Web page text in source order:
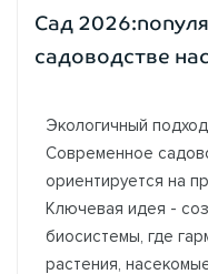
Сад
садоводстве
Экологичный
Современное
ориентируется на
Ключевая идея -
биосистемы, где
растения,